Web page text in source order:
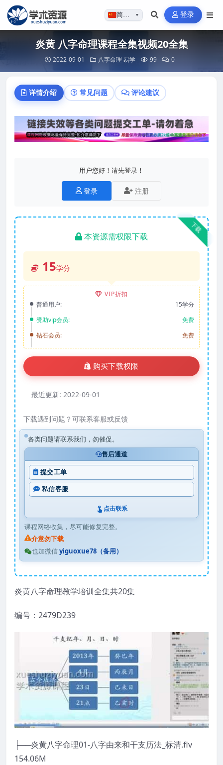
简体…▼ 登录
炎黄 八字命理课程全集视频20全集
2022-09-01 八字命理 易学 99 0
详情介绍 常见问题 评论建议
用户您好！请先登录！
登录 注册
下载
本资源需权限下载
15学分
VIP折扣
普通用户:
15学分
赞助vip会员:
免费
钻石会员:
免费
购买下载权限
最近更新: 2022-09-01
下载遇到问题？可联系客服或反馈
各类问题请联系我们，勿催促。
售后通道
提交工单
私信客服
点击联系
课程网络收集，尽可能修复完整。
介意勿下载
也加微信yiguoxue78（备用）
炎黄八字命理教学培训全集共20集
编号：2479D239
├──炎黄八字命理01-八字由来和干支历法_标清.flv
154.06M